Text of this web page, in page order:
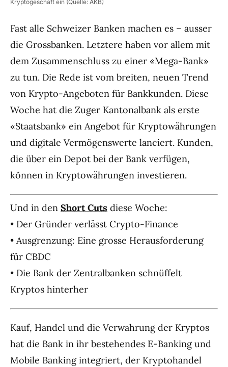
Kryptogeschäft ein (Quelle: AKB)
Fast alle Schweizer Banken machen es – ausser
die Grossbanken. Letztere haben vor allem mit
dem Zusammenschluss zu einer «Mega-Bank»
zu tun. Die Rede ist vom breiten, neuen Trend
von Krypto-Angeboten für Bankkunden. Diese
Woche hat die Zuger Kantonalbank als erste
«Staatsbank» ein Angebot für Kryptowährungen
und digitale Vermögenswerte lanciert. Kunden,
die über ein Depot bei der Bank verfügen,
können in Kryptowährungen investieren.
Und in den Short Cuts diese Woche:
• Der Gründer verlässt Crypto-Finance
• Ausgrenzung: Eine grosse Herausforderung
für CBDC
• Die Bank der Zentralbanken schnüffelt
Kryptos hinterher
Kauf, Handel und die Verwahrung der Kryptos
hat die Bank in ihr bestehendes E-Banking und
Mobile Banking integriert, der Kryptohandel